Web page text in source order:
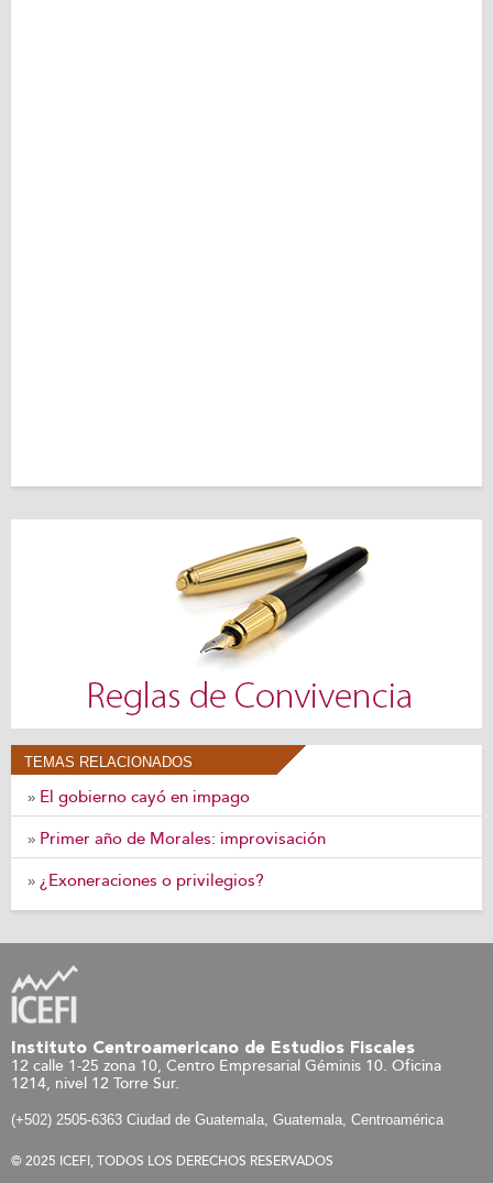
TEMAS RELACIONADOS
» El gobierno cayó en impago
» Primer año de Morales: improvisación
» ¿Exoneraciones o privilegios?
Instituto Centroamericano de Estudios Fiscales
12 calle 1-25 zona 10, Centro Empresarial Géminis 10. Oficina
1214, nivel 12 Torre Sur.
(+502) 2505-6363 Ciudad de Guatemala, Guatemala, Centroamérica
© 2025 ICEFI, TODOS LOS DERECHOS RESERVADOS